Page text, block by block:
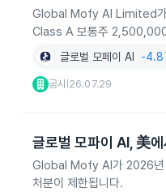
Global Mofy AI Limited가
Class A 보통주 2,500,000
글로벌 모페이 AI -
공시 26.07.29
글로벌 모파이 AI, 美
Global Mofy AI가 2026년
처분이 제한됩니다.